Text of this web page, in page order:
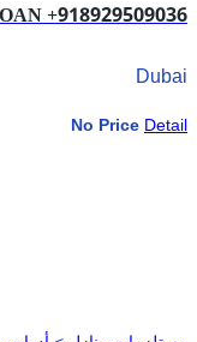
+918929509036
Dubai
No Price Detail